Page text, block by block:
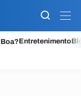
Entretenimento